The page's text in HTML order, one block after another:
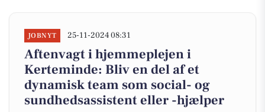
JOBNYT 25-11-2024 08:31
Aftenvagt i hjemmeplejen i
Kerteminde: Bliv en del af et
dynamisk team som social- og
sundhedsassistent eller -hjælper